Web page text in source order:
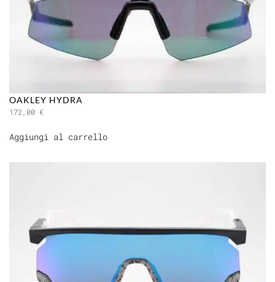
OAKLEY HYDRA
172,00 €
Aggiungi al carrello